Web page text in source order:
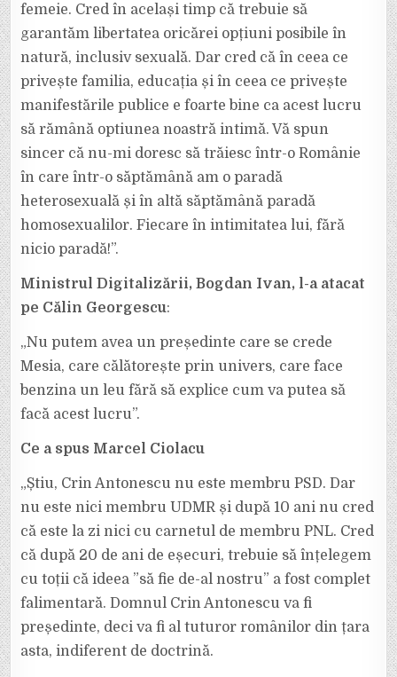
femeie. Cred în același timp că trebuie să
garantăm libertatea oricărei opțiuni posibile în
natură, inclusiv sexuală. Dar cred că în ceea ce
privește familia, educația și în ceea ce privește
manifestările publice e foarte bine ca acest lucru
să rămână optiunea noastră intimă. Vă spun
sincer că nu-mi doresc să trăiesc într-o Românie
în care într-o săptămână am o paradă
heterosexuală și în altă săptămână paradă
homosexualilor. Fiecare în intimitatea lui, fără
nicio paradă!”.
Ministrul Digitalizării, Bogdan Ivan, l-a atacat
pe Călin Georgescu:
„Nu putem avea un președinte care se crede
Mesia, care călătorește prin univers, care face
benzina un leu fără să explice cum va putea să
facă acest lucru”.
Ce a spus Marcel Ciolacu
„Știu, Crin Antonescu nu este membru PSD. Dar
nu este nici membru UDMR și după 10 ani nu cred
că este la zi nici cu carnetul de membru PNL. Cred
că după 20 de ani de eșecuri, trebuie să înțelegem
cu toții că ideea ”să fie de-al nostru” a fost complet
falimentară. Domnul Crin Antonescu va fi
președinte, deci va fi al tuturor românilor din țara
asta, indiferent de doctrină.